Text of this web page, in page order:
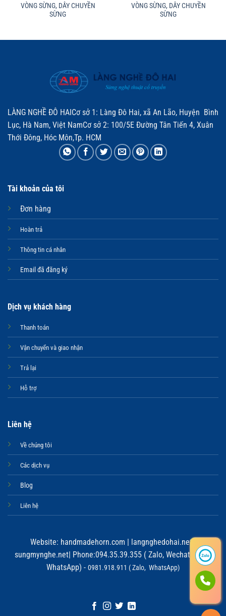
VÒNG SỪNG, DÂY CHUYỀN
SỪNG
VÒNG SỪNG, DÂY CHUYỀN
SỪNG
LÀNG NGHỀ ĐÔ HAICơ sở 1: Làng Đô Hai, xã An Lão, Huyện Bình
Lục, Hà Nam, Việt NamCơ sở 2: 100/5E Đường Tân Tiến 4, Xuân
Thới Đông, Hóc Môn,Tp. HCM
Tài khoản của tôi
Đơn hàng
Hoàn trả
Thông tin cá nhân
Email đã đăng ký
Dịch vụ khách hàng
Thanh toán
Vận chuyển và giao nhận
Trả lại
Hỗ trợ
Liên hệ
Về chúng tôi
Các dịch vụ
Blog
Liên hệ
Website: handmadehorn.com langnghedohai.net
sungmynghe.net| Phone:094.35.39.355 ( Zalo, Wechat, Viber,
WhatsApp) - 0981.918.911 ( Zalo, WhatsApp)